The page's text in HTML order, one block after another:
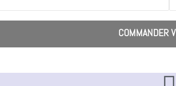
COMMANDER